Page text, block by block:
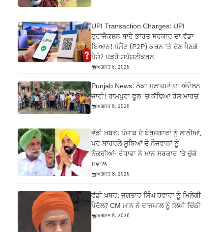
UPI Transaction Charges: UPI
ਟ੍ਰਾਂਜੈਕਸ਼ਨ ਬਾਰੇ ਭਾਰਤ ਸਰਕਾਰ ਦਾ ਵੱਡਾ
ਬਿਆਨ! ਪੇਮੈਂਟ (P2P) ਕਰਨ ‘ਤੇ ਦੇਣ ਪੈਣਗੇ
ਪੈਸੇ? ਪੜ੍ਹੋ ਸਪੱਸ਼ਟੀਕਰਨ
ਅਗਸਤ 8, 2026
Punjab News: ਠੇਕਾ ਮੁਲਾਜ਼ਮਾਂ ਦਾ ਅੰਦੋਲਨ
ਜਾਰੀ! ਰਾਮਪੁਰਾ ਫੂਲ ‘ਚ ਕੱਢਿਆ ਰੋਸ ਮਾਰਚ
ਅਗਸਤ 8, 2026
ਵੱਡੀ ਖ਼ਬਰ: ਪੰਜਾਬ ਦੇ ਬੇਰੁਜ਼ਗਾਰਾਂ ਨੂੰ ਲਾਠੀਆਂ,
ਪਰ ਬਾਹਰਲੇ ਸੂਬਿਆਂ ਦੇ ਨੌਜਵਾਨਾਂ ਨੂੰ
ਨੌਕਰੀਆਂ- ਰੰਧਾਵਾ ਨੇ ਮਾਨ ਸਰਕਾਰ ‘ਤੇ ਚੁੱਕੇ
ਸਵਾਲ
ਅਗਸਤ 8, 2026
ਵੱਡੀ ਖ਼ਬਰ: ਜਗਤਾਰ ਸਿੰਘ ਹਵਾਰਾ ਨੂੰ ਮਿਲੇਗੀ
ਪੈਰੋਲ? CM ਮਾਨ ਨੇ ਰਾਜਪਾਲ ਨੂੰ ਲਿਖੀ ਚਿੱਠੀ
ਅਗਸਤ 8, 2026